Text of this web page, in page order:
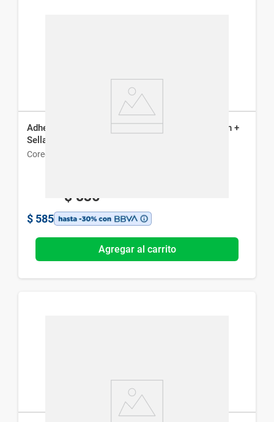
Adhesivo para Prótesis Ultra Corega Max Fijación +
Sellado sin Sabor x 70 g
Corega
$ 836
$ 585
Agregar al carrito